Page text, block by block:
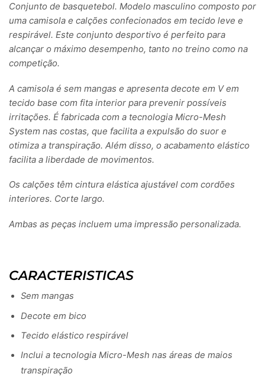
Conjunto de basquetebol. Modelo masculino composto por
uma camisola e calções confecionados em tecido leve e
respirável. Este conjunto desportivo é perfeito para
alcançar o máximo desempenho, tanto no treino como na
competição.
A camisola é sem mangas e apresenta decote em V em
tecido base com fita interior para prevenir possíveis
irritações. É fabricada com a tecnologia Micro-Mesh
System nas costas, que facilita a expulsão do suor e
otimiza a transpiração. Além disso, o acabamento elástico
facilita a liberdade de movimentos.
Os calções têm cintura elástica ajustável com cordões
interiores. Corte largo.
Ambas as peças incluem uma impressão personalizada.
CARACTERISTICAS
Sem mangas
Decote em bico
Tecido elástico respirável
Inclui a tecnologia Micro-Mesh nas áreas de maios
transpiração